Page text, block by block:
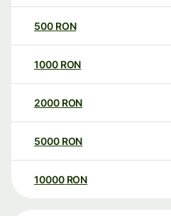
500 RON
1000 RON
2000 RON
5000 RON
10000 RON